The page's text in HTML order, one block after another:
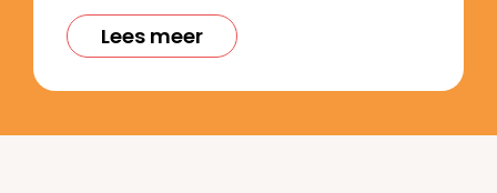
Lees meer